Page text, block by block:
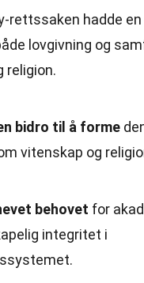
rettssaken hadde en
lovgivning og
religion.
bidro til å forme
vitenskap og
behovet for
integritet i